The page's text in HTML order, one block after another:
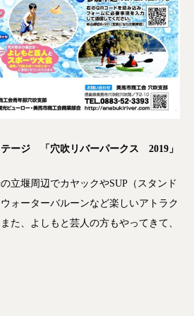
ージ 「穴吹リバーパークス 2019」
立堰周辺でカヤックやSUP（スタンド
ォーターバルーンなど楽しいアトラク
た、よしもと芸人の方もやってきて、